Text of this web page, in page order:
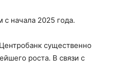
начала 2025 года.
существенно
роста. В связи с